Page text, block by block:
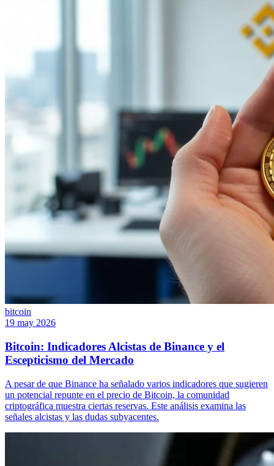
bitcoin
19 may 2026
Bitcoin: Indicadores Alcistas de Binance y el
Escepticismo del Mercado
A pesar de que Binance ha señalado varios indicadores que sugieren
un potencial repunte en el precio de Bitcoin, la comunidad
criptográfica muestra ciertas reservas. Este análisis examina las
señales alcistas y las dudas subyacentes.